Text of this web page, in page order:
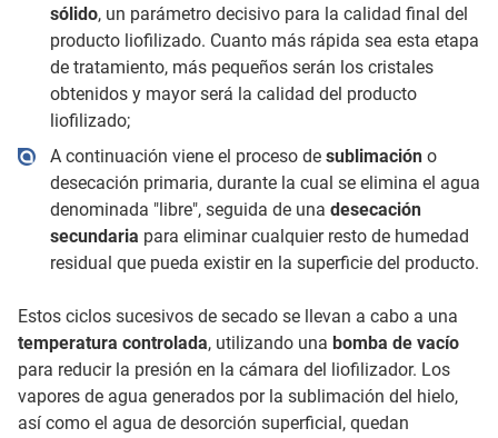
sólido, un parámetro decisivo para la calidad final del
producto liofilizado. Cuanto más rápida sea esta etapa
de tratamiento, más pequeños serán los cristales
obtenidos y mayor será la calidad del producto
liofilizado;
A continuación viene el proceso de sublimacióno
desecación primaria, durante la cual se elimina el agua
denominada "libre", seguida de una desecación
secundaria para eliminar cualquier resto de humedad
residual que pueda existir en la superficie del producto.
Estos ciclos sucesivos de secado se llevan a cabo a una
temperatura controlada, utilizando una bomba de vacío
para reducir la presión en la cámara del liofilizador. Los
vapores de agua generados por la sublimación del hielo,
así como el agua de desorción superficial, quedan